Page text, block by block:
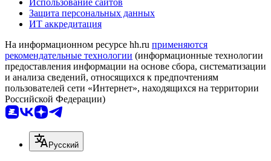
Защита персональных данных
ИТ аккредитация
На информационном ресурсе hh.ru применяются
рекомендательные технологии (информационные технологии
предоставления информации на основе сбора, систематизации
и анализа сведений, относящихся к предпочтениям
пользователей сети «Интернет», находящихся на территории
Российской Федерации)
Русский